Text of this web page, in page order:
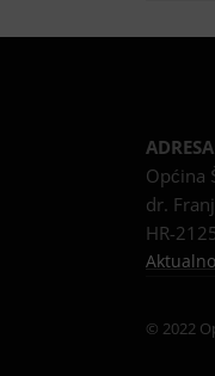
ADRESA
Općina
dr.
HR-
© 2022